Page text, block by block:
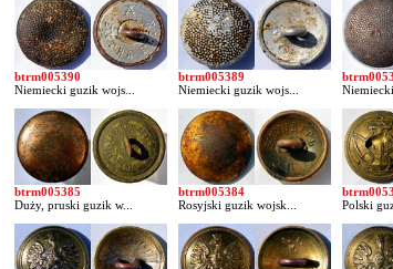
btrm005390
Niemiecki guzik wojs...
btrm005389
Niemiecki guzik wojs...
btrm005385
Duży, pruski guzik w...
btrm005384
Rosyjski guzik wojsk...
Polski